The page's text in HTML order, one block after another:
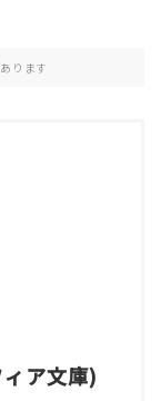
ります
ア文庫)